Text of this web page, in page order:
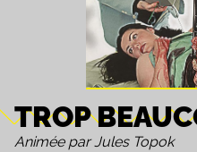
TROP
Animée par Jules Topok